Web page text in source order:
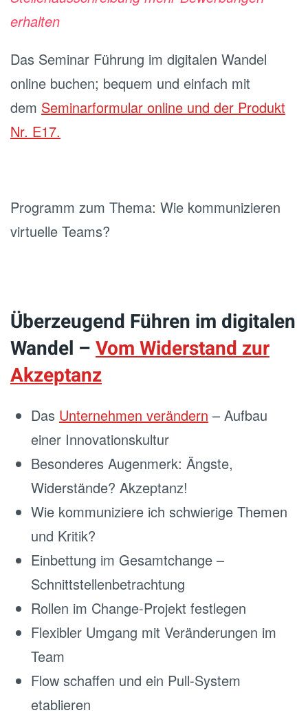
erhalten
Das Seminar Führung im digitalen Wandel
online buchen; bequem und einfach mit
dem Seminarformular online und der Produkt
Nr. E17.
Programm zum Thema: Wie kommunizieren
virtuelle Teams?
Überzeugend Führen im digitalen
Wandel –Vom Widerstand zur
Akzeptanz
Das Unternehmen verändern – Aufbau
einer Innovationskultur
Besonderes Augenmerk: Ängste,
Widerstände? Akzeptanz!
Wie kommuniziere ich schwierige Themen
und Kritik?
Einbettung im Gesamtchange –
Schnittstellenbetrachtung
Rollen im Change-Projekt festlegen
Flexibler Umgang mit Veränderungen im
Team
Flow schaffen und ein Pull-System
etablieren